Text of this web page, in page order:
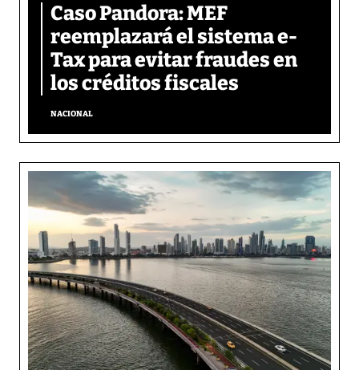
Caso Pandora: MEF
reemplazará el sistema e-
Tax para evitar fraudes en
los créditos fiscales
NACIONAL